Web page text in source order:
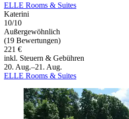
ELLE Rooms & Suites
Katerini
10/10
Außergewöhnlich
(19 Bewertungen)
221 €
inkl. Steuern & Gebühren
20. Aug.–21. Aug.
ELLE Rooms & Suites